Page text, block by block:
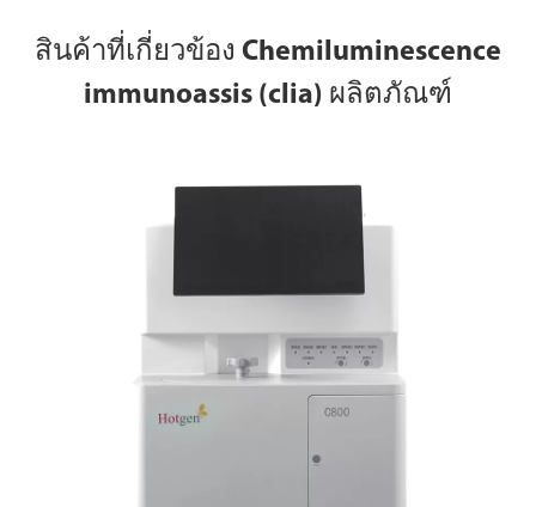
สินค้าที่เกี่ยวข้อง Chemiluminescence
immunoassis (clia) ผลิตภัณฑ์